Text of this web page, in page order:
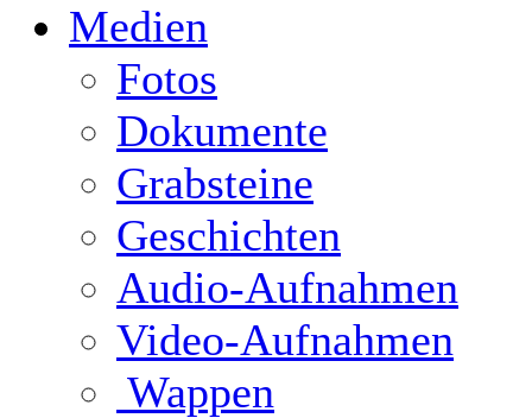
Medien
Fotos
Dokumente
Grabsteine
Geschichten
Audio-Aufnahmen
Video-Aufnahmen
Wappen